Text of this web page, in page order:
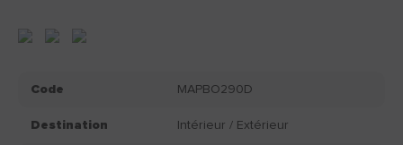
Code MAPBO290D
Destination Intérieur / Extérieur